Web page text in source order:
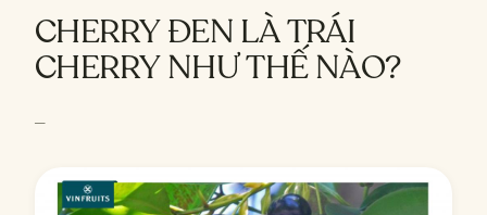
CHERRY ĐEN LÀ TRÁI
CHERRY NHƯ THẾ NÀO?
–